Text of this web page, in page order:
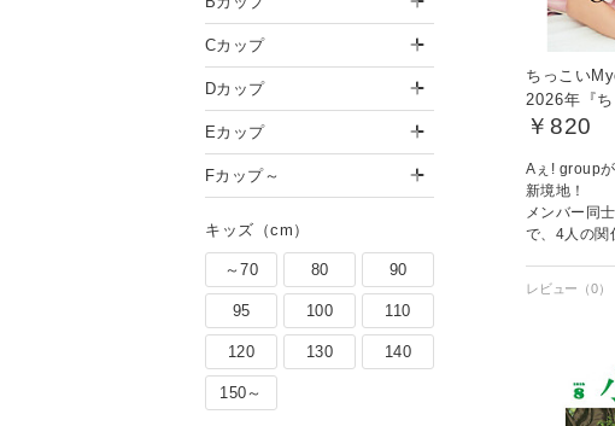
Cカップ
Dカップ
Eカップ
Fカップ～
キッズ（cm）
～70 80 90
95 100 110
120 130 140
150～
ちっこい
2026年『
￥820
Aぇ! group
新境地！
メンバー同
で、4人の関